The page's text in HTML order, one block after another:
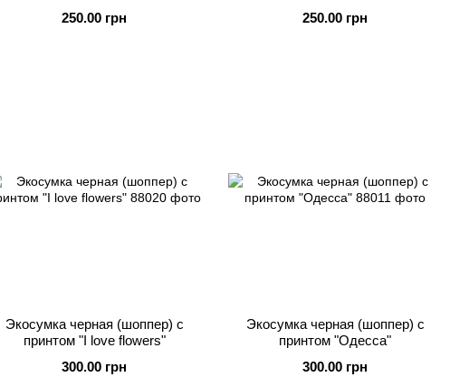
250.00 грн
250.00 грн
Экосумка черная (шоппер) с
принтом "I love flowers"
300.00 грн
Экосумка черная (шоппер) с
принтом "Одесса"
300.00 грн